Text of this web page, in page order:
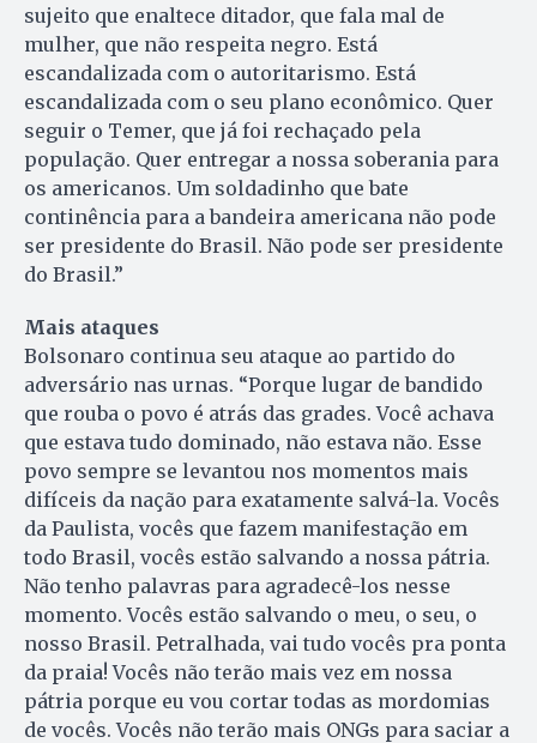
sujeito que enaltece ditador, que fala mal de
mulher, que não respeita negro. Está
escandalizada com o autoritarismo. Está
escandalizada com o seu plano econômico. Quer
seguir o Temer, que já foi rechaçado pela
população. Quer entregar a nossa soberania para
os americanos. Um soldadinho que bate
continência para a bandeira americana não pode
ser presidente do Brasil. Não pode ser presidente
do Brasil.”
Mais ataques
Bolsonaro continua seu ataque ao partido do
adversário nas urnas. “Porque lugar de bandido
que rouba o povo é atrás das grades. Você achava
que estava tudo dominado, não estava não. Esse
povo sempre se levantou nos momentos mais
difíceis da nação para exatamente salvá-la. Vocês
da Paulista, vocês que fazem manifestação em
todo Brasil, vocês estão salvando a nossa pátria.
Não tenho palavras para agradecê-los nesse
momento. Vocês estão salvando o meu, o seu, o
nosso Brasil. Petralhada, vai tudo vocês pra ponta
da praia! Vocês não terão mais vez em nossa
pátria porque eu vou cortar todas as mordomias
de vocês. Vocês não terão mais ONGs para saciar a